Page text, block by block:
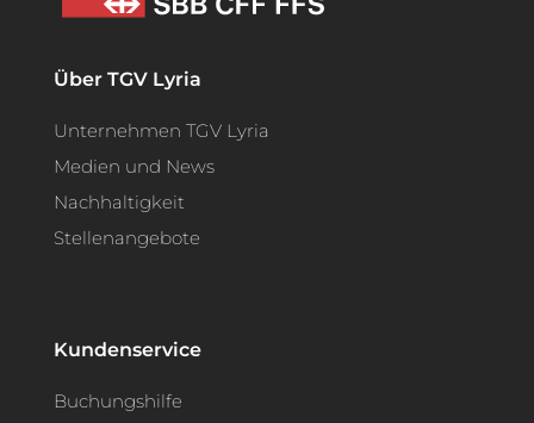
Über TGV Lyria
Unternehmen TGV Lyria
Medien und News
Nachhaltigkeit
Stellenangebote
Kundenservice
Buchungshilfe